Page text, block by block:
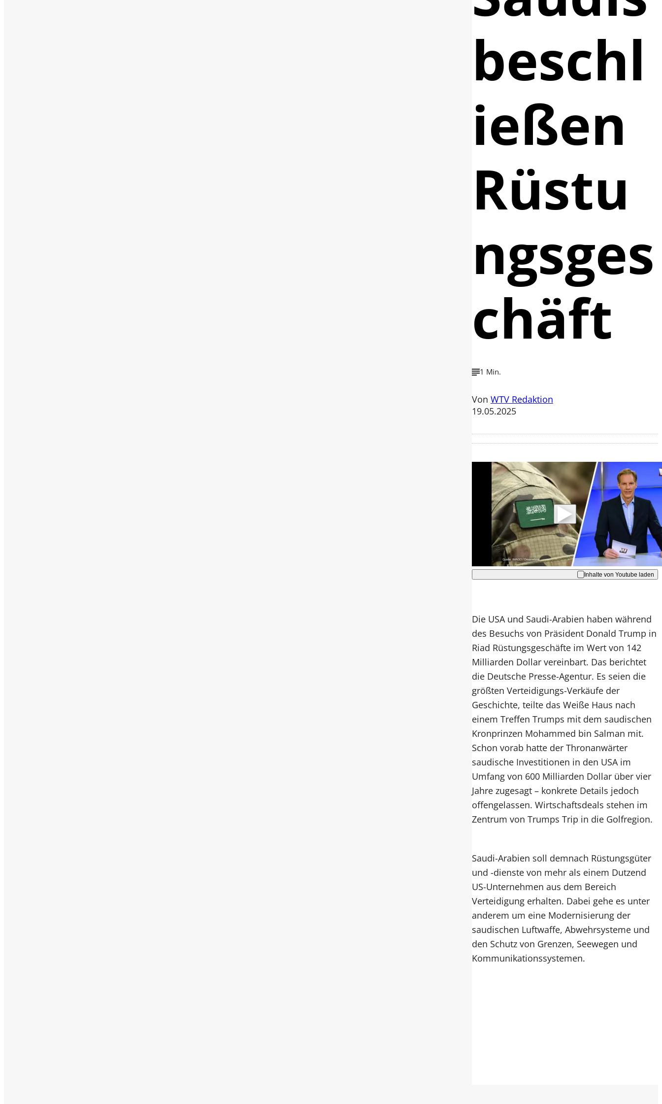
beschl
ießen
Rüstu
ngsges
chäft
1 Min.
Von WTV Redaktion
19.05.2025
Mit der Wiedergabe dieses Videos
werden Daten an Youtube übertragen.
Hinweise dazu erhalten Sie in der
Datenschutzerklärung
Akzeptieren
Inhalte von Youtube laden
Die USA und Saudi-Arabien haben während
des Besuchs von Präsident Donald Trump in
Riad Rüstungsgeschäfte im Wert von 142
Milliarden Dollar vereinbart. Das berichtet
die Deutsche Presse-Agentur. Es seien die
größten Verteidigungs-Verkäufe der
Geschichte, teilte das Weiße Haus nach
einem Treffen Trumps mit dem saudischen
Kronprinzen Mohammed bin Salman mit.
Schon vorab hatte der Thronanwärter
saudische Investitionen in den USA im
Umfang von 600 Milliarden Dollar über vier
Jahre zugesagt – konkrete Details jedoch
offengelassen. Wirtschaftsdeals stehen im
Zentrum von Trumps Trip in die Golfregion.
Saudi-Arabien soll demnach Rüstungsgüter
und -dienste von mehr als einem Dutzend
US-Unternehmen aus dem Bereich
Verteidigung erhalten. Dabei gehe es unter
anderem um eine Modernisierung der
saudischen Luftwaffe, Abwehrsysteme und
den Schutz von Grenzen, Seewegen und
Kommunikationssystemen.